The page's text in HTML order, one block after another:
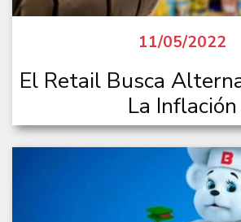
11/05/2022
El Retail Busca
La Inflación